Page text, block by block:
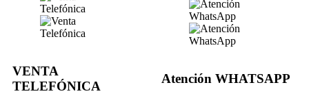
VENTA
TELEFÓNICA
Atención WHATSAPP